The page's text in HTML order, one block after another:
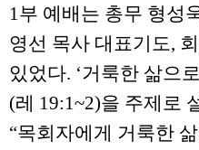
1부 예배는 총무 형성
영선 목사 대표기도,
있었다. ‘거룩한 삶으
(레 19:1~2)을 주제로
“목회자에게 거룩한